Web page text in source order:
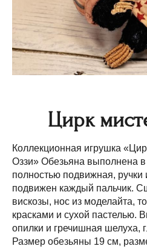
Цирк
Коллекционная игрушка
Оззи» Обезьяна выполнена в
полностью подвижная,
подвижен каждый пальчик.
вискозы, нос из моделайта,
красками и сухой пастелью.
опилки и гречишная шелуха,
Размер обезьяны 19 см,